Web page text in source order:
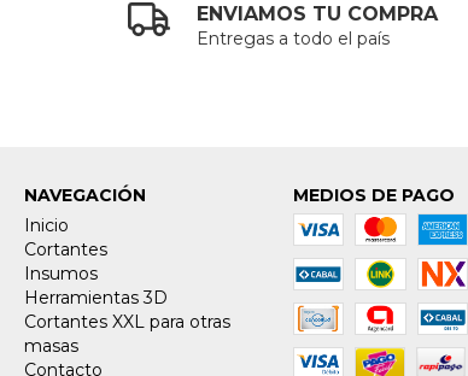
ENVIAMOS TU COMPRA
Entregas a todo el país
NAVEGACIÓN
Inicio
Cortantes
Insumos
Herramientas 3D
Cortantes XXL para otras
masas
Contacto
MEDIOS DE PAGO